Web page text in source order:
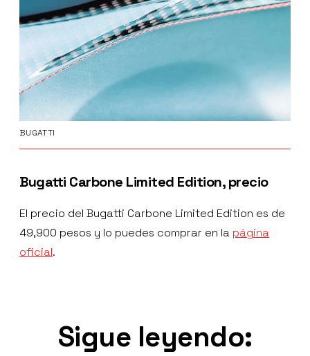
BUGATTI
Bugatti Carbone Limited Edition, precio
El precio del Bugatti Carbone Limited Edition es de
49,900 pesos y lo puedes comprar en la página
oficial.
Sigue leyendo: